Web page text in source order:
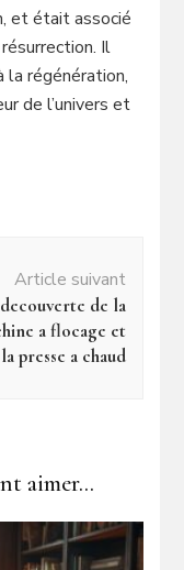
et était associé
Il
régénération,
de l’univers et
Article suivant
de la
a flocage et
presse a chaud
aimer...